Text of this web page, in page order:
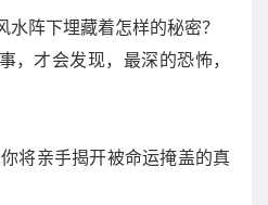
阵下埋藏着怎样的秘密？
，才会发现，最深的恐怖，
将亲手揭开被命运掩盖的真